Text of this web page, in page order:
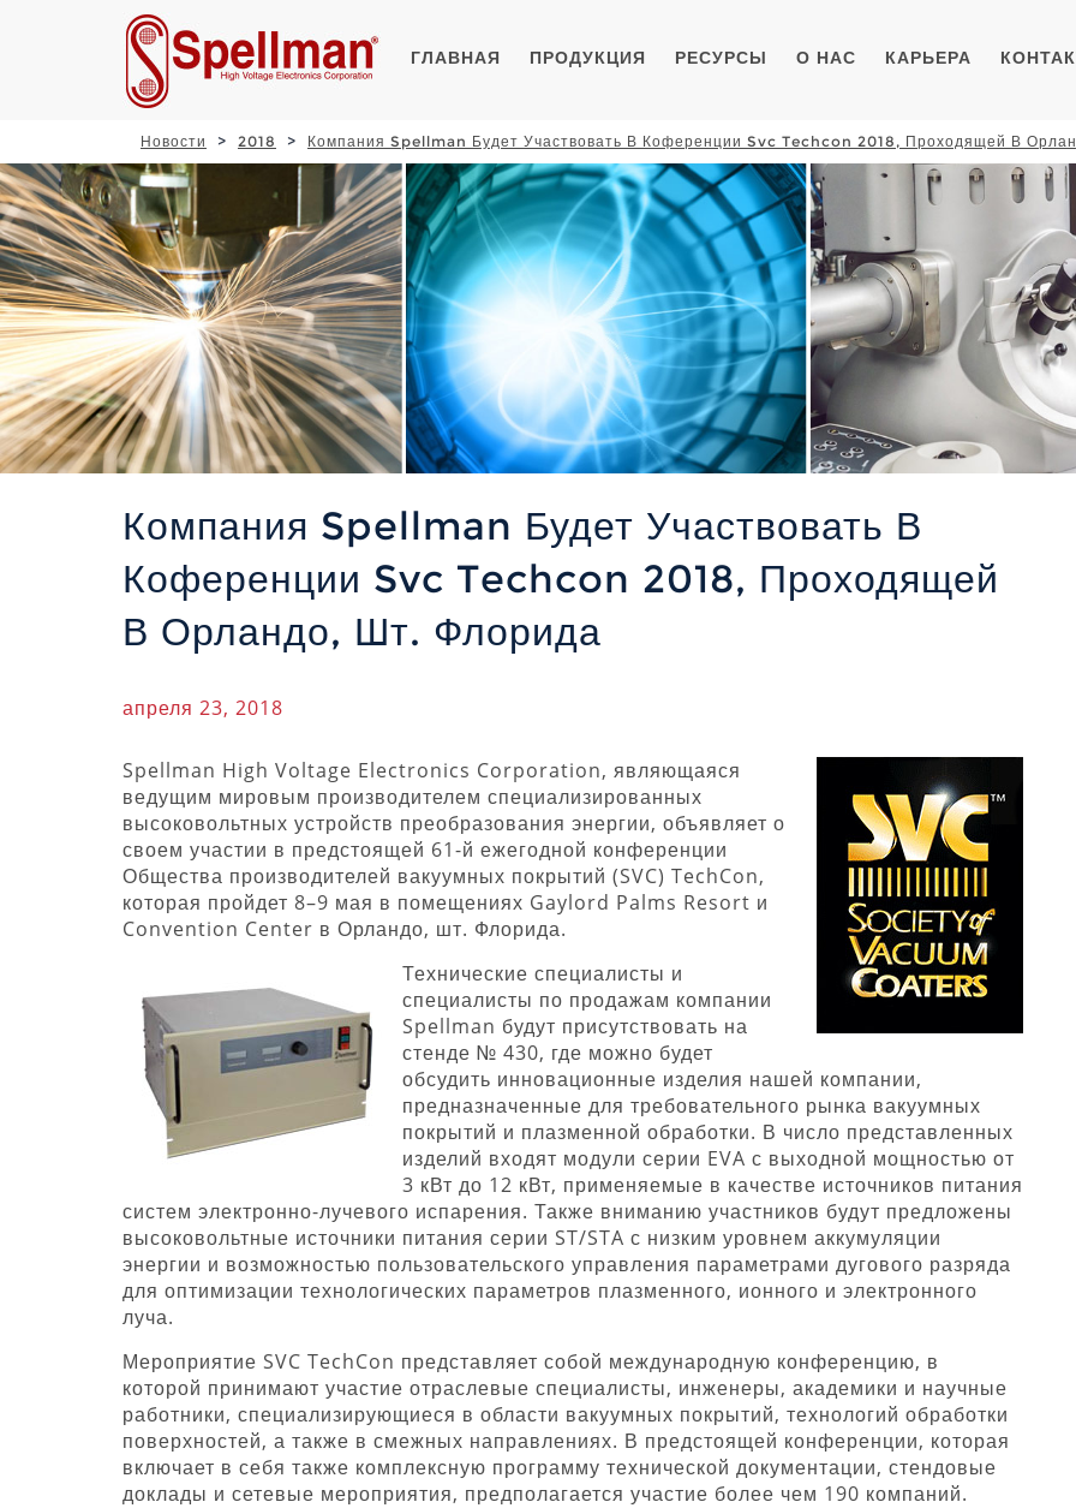
ГЛАВНАЯ ПРОДУКЦИЯ РЕСУРСЫ О НАС КАРЬЕРА
Новости 2018 Компания Spellman Будет Участвовать В Коференции Svc Techcon 2018, Проходящей В
Компания Spellman Будет Участвовать В
Коференции Svc Techcon 2018, Проходящей
В Орландо, Шт. Флорида
апреля 23, 2018
Spellman High Voltage Electronics Corporation, являющаяся
ведущим мировым производителем специализированных
высоковольтных устройств преобразования энергии, объявляет о
своем участии в предстоящей 61-й ежегодной конференции
Общества производителей вакуумных покрытий (SVC) TechCon,
которая пройдет 8–9 мая в помещениях Gaylord Palms Resort и
Convention Center в Орландо, шт. Флорида.
Технические специалисты и
специалисты по продажам компании
Spellman будут присутствовать на
стенде № 430, где можно будет
обсудить инновационные изделия нашей компании,
предназначенные для требовательного рынка вакуумных
покрытий и плазменной обработки. В число представленных
изделий входят модули серии EVA с выходной мощностью от
3 кВт до 12 кВт, применяемые в качестве источников питания
систем электронно-лучевого испарения. Также вниманию участников будут предложены
высоковольтные источники питания серии ST/STA с низким уровнем аккумуляции
энергии и возможностью пользовательского управления параметрами дугового разряда
для оптимизации технологических параметров плазменного, ионного и электронного
луча.
Мероприятие SVC TechCon представляет собой международную конференцию, в
которой принимают участие отраслевые специалисты, инженеры, академики и научные
работники, специализирующиеся в области вакуумных покрытий, технологий обработки
поверхностей, а также в смежных направлениях. В предстоящей конференции, которая
включает в себя также комплексную программу технической документации, стендовые
доклады и сетевые мероприятия, предполагается участие более чем 190 компаний.